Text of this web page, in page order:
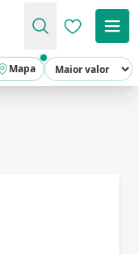
Favoritos
Mapa